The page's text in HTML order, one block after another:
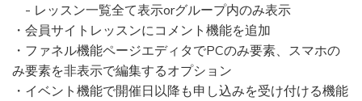
- レッスン一覧全て表示orグループ内のみ表示
・会員サイトレッスンにコメント機能を追加
・ファネル機能ページエディタでPCのみ要素、スマホの
み要素を非表示で編集するオプション
・イベント機能で開催日以降も申し込みを受け付ける機能